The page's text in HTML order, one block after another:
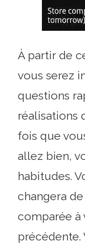
À partir de
vous serez
questions
réalisations
fois que
allez bien,
habitudes.
changera
comparée à
précédente.